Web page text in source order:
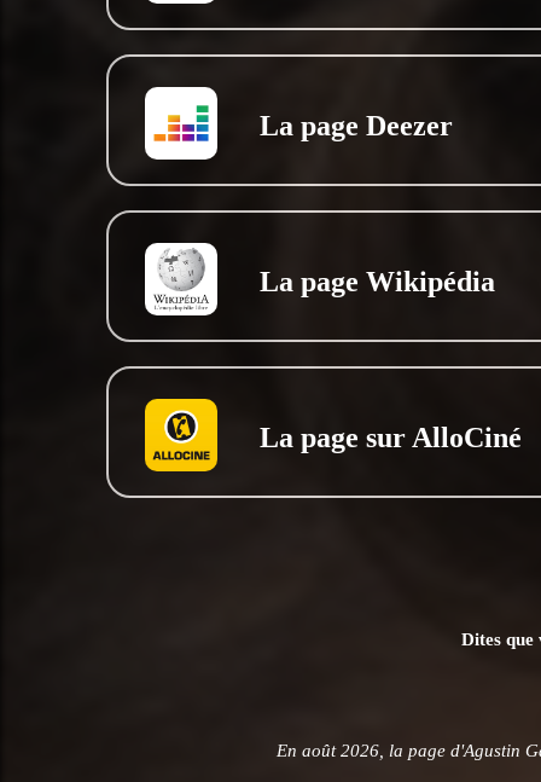
La page Deezer
La page Wikipédia
La page sur AlloCiné
Dites que
En août 2026, la page d'Agustin